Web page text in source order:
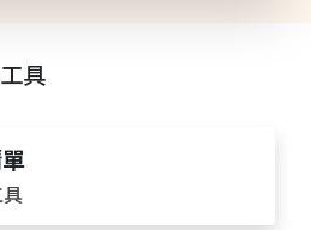
具